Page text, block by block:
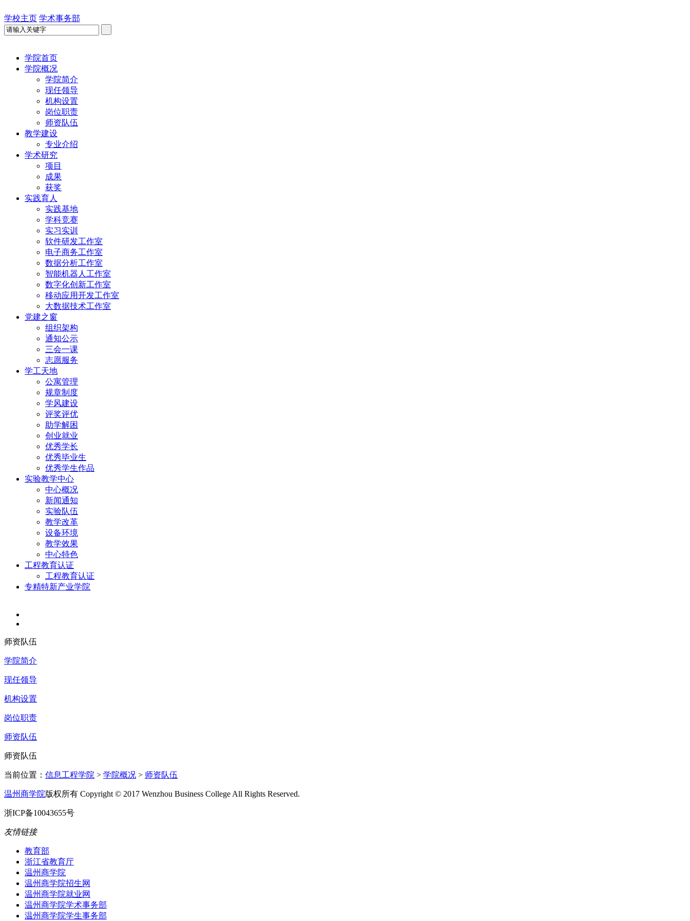
学校主页 学术事务部
学院首页
学院概况
学院简介
现任领导
机构设置
岗位职责
师资队伍
教学建设
专业介绍
学术研究
项目
成果
获奖
实践育人
实践基地
学科竞赛
实习实训
软件研发工作室
电子商务工作室
数据分析工作室
智能机器人工作室
数字化创新工作室
移动应用开发工作室
大数据技术工作室
党建之窗
组织架构
通知公示
三会一课
志愿服务
学工天地
公寓管理
规章制度
学风建设
评奖评优
助学解困
创业就业
优秀学长
优秀毕业生
优秀学生作品
实验教学中心
中心概况
新闻通知
实验队伍
教学改革
设备环境
教学效果
中心特色
工程教育认证
工程教育认证
专精特新产业学院
师资队伍
学院简介
现任领导
机构设置
岗位职责
师资队伍
师资队伍
当前位置： 信息工程学院 > 学院概况 > 师资队伍
温州商学院版权所有 Copyright © 2017 Wenzhou Business College All Rights Reserved.
浙ICP备10043655号
友情链接
教育部
浙江省教育厅
温州商学院
温州商学院招生网
温州商学院就业网
温州商学院学术事务部
温州商学院学生事务部